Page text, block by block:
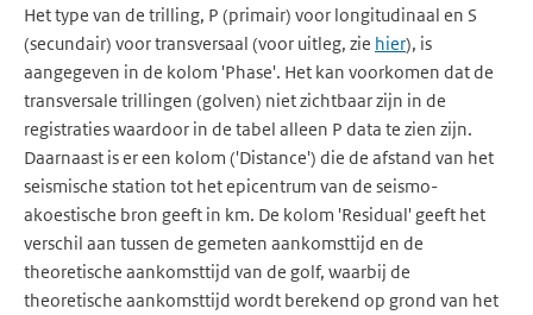
Het type van de trilling, P (primair) voor longitudinaal en S
(secundair) voor transversaal (voor uitleg, zie hier), is
aangegeven in de kolom 'Phase'. Het kan voorkomen dat de
transversale trillingen (golven) niet zichtbaar zijn in de
registraties waardoor in de tabel alleen P data te zien zijn.
Daarnaast is er een kolom ('Distance') die de afstand van het
seismische station tot het epicentrum van de seismo-
akoestische bron geeft in km. De kolom 'Residual' geeft het
verschil aan tussen de gemeten aankomsttijd en de
theoretische aankomsttijd van de golf, waarbij de
theoretische aankomsttijd wordt berekend op grond van het